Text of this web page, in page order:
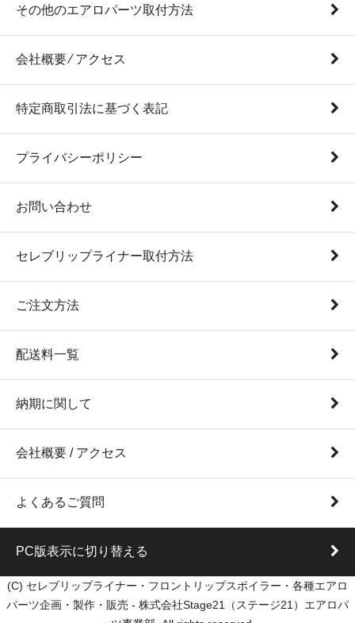
その他のエアロパーツ取付方法
会社概要 ⁄ アクセス
特定商取引法に基づく表記
プライバシーポリシー
お問い合わせ
セレブリップライナー取付方法
ご注文方法
配送料一覧
納期に関して
会社概要 / アクセス
よくあるご質問
PC版表示に切り替える
(C) セレブリップライナー・フロントリップスポイラー・各種エアロ
パーツ企画・製作・販売 - 株式会社Stage21（ステージ21）エアロパ